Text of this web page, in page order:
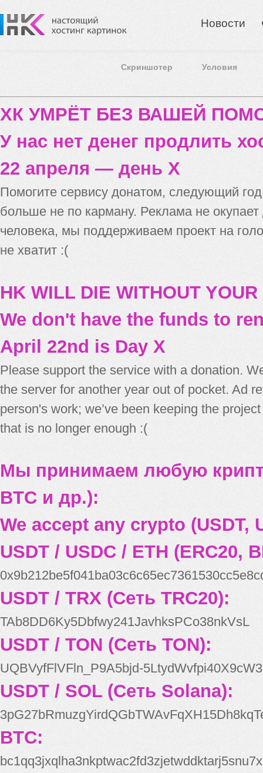
Новости
Скриншотер Условия
ХК УМРЁТ БЕЗ ВАШЕЙ
У нас нет денег продлить
22 апреля — день X
Помогите сервису донатом, следующий
больше не по карману. Реклама не
человека, мы поддерживаем проект на
не хватит :(
HK WILL DIE WITHOUT
We don't have the funds to
April 22nd is Day X
Please support the service with a donation.
the server for another year out of pocket. Ad
person's work; we’ve been keeping the
that is no longer enough :(
Мы принимаем любую
BTC и др.):
We accept any crypto (USDT,
USDT / USDC / ETH (ERC20,
USDT / TRX (Сеть TRC20):
TAb8DD6Ky5Dbfwy241JavhksPCo38nkVsL
USDT / TON (Сеть TON):
UQBVyfFlVFln_P9A5bjd-
USDT / SOL (Сеть Solana):
BTC:
bc1qq3jxqlha3nkptwac2fd3zjetwddktarj5snu7x